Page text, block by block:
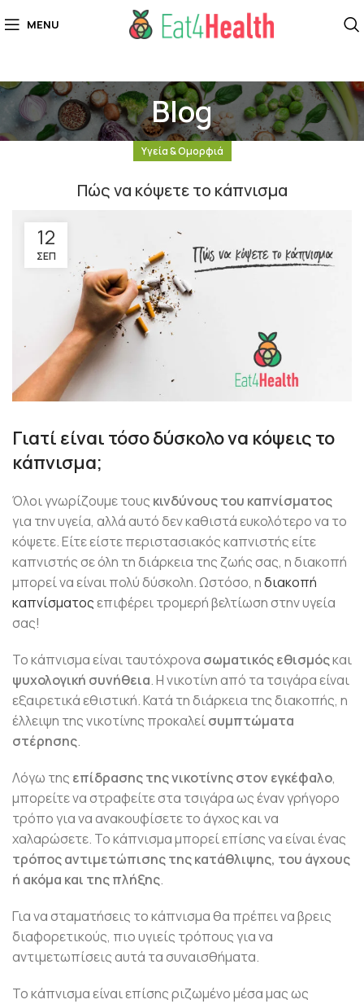
MENU
Blog
Υγεία & Ομορφιά
Πώς να κόψετε το κάπνισμα
12
ΣΕΠ
Γιατί είναι τόσο δύσκολο να κόψεις το
κάπνισμα;
Όλοι γνωρίζουμε τους κινδύνους του καπνίσματος
για την υγεία, αλλά αυτό δεν καθιστά ευκολότερο να το
κόψετε. Είτε είστε περιστασιακός καπνιστής είτε
καπνιστής σε όλη τη διάρκεια της ζωής σας, η διακοπή
μπορεί να είναι πολύ δύσκολη. Ωστόσο, ηδιακοπή
καπνίσματοςεπιφέρει τρομερή βελτίωση στην υγεία
σας!
Το κάπνισμα είναι ταυτόχρονα σωματικός εθισμόςκαι
ψυχολογική συνήθεια. Η νικοτίνη από τα τσιγάρα είναι
εξαιρετικά εθιστική. Κατά τη διάρκεια της διακοπής, η
έλλειψη της νικοτίνης προκαλείσυμπτώματα
στέρησης.
Λόγω της επίδρασης της νικοτίνης στον εγκέφαλο,
μπορείτε να στραφείτε στα τσιγάρα ως έναν γρήγορο
τρόπο για να ανακουφίσετε το άγχος και να
χαλαρώσετε. Το κάπνισμα μπορεί επίσης να είναι ένας
τρόπος αντιμετώπισης της κατάθλιψης, του άγχους
ή ακόμα και της πλήξης.
Για να σταματήσεις το κάπνισμα θα πρέπει να βρεις
διαφορετικούς, πιο υγιείς τρόπους για να
αντιμετωπίσεις αυτά τα συναισθήματα.
Το κάπνισμα είναι επίσης ριζωμένο μέσα μας ως